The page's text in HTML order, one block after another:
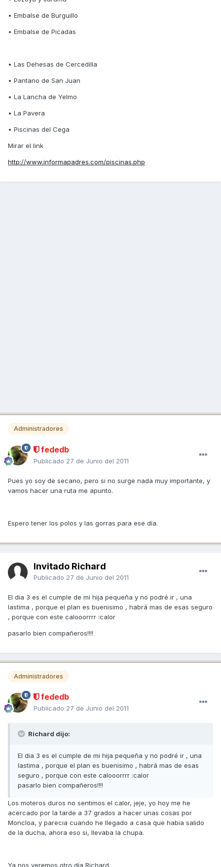
• Embalse de Burguillo
• Embalse de Picadas
• Las Dehesas de Cercedilla
• Pantano de San Juan
• La Lancha de Yelmo
• La Pavera
• Piscinas del Cega
Mirar el link
http://www.informapadres.com/piscinas.php
Administradores
fededb
Publicado 27 de Junio del 2011
Pues yo soy de secano, pero si no surge nada muy importante, y
vamos hacer una ruta me apunto.
Espero tener los polos y las gorras para ese día.
Invitado Richard
Publicado 27 de Junio del 2011
El dia 3 es el cumple de mi hija pequeña y no podré ir , una
lastima , porque el plan es buenisimo , habrá mas de esas seguro
, porque con este calooorrrr :calor
pasarlo bien compañeros!!!!
Administradores
fededb
Publicado 27 de Junio del 2011
Richard dijo:
El dia 3 es el cumple de mi hija pequeña y no podré ir , una
lastima , porque el plan es buenisimo , habrá mas de esas
seguro , porque con este calooorrrr :calor
pasarlo bien compañeros!!!!
Los moteros duros no sentimos el calor, jeje, yo hoy me he
acercado por la tarde a 37 grados a hacer unas cosas por
Moncloa, y parecia cuando he llegado a casa que habia salido
de la ducha, ahora eso si, llevaba la chupa.
Ya nos veremos otro día Richard.